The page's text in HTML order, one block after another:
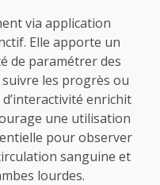
via application
Elle apporte un
de paramétrer des
les progrès ou
d’interactivité enrichit
une utilisation
pour observer
sanguine et
lourdes.